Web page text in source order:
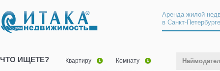
Аренда жилой
в Санкт-
ЧТО ИЩЕТЕ? Квартиру Комнату